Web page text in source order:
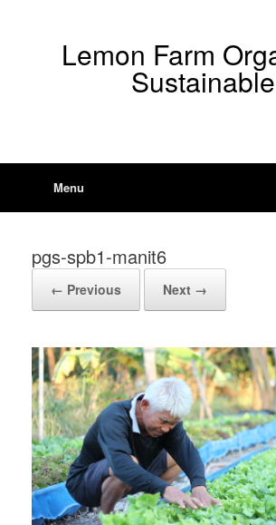
Lemon Farm
Sustainable
Menu
pgs-spb1-manit6
← Previous Next →